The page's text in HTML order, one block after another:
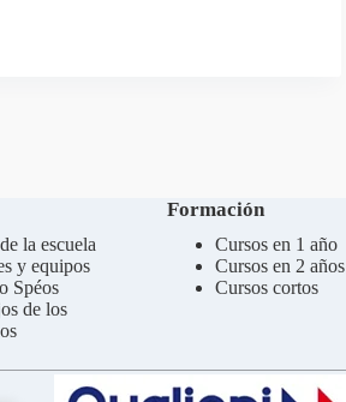
la escuela
y equipos
Spéos
de los
Formación
Cursos en 1 año
Cursos en 2 años
Cursos cortos